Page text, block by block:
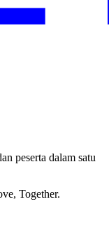
peserta dalam satu
Together.